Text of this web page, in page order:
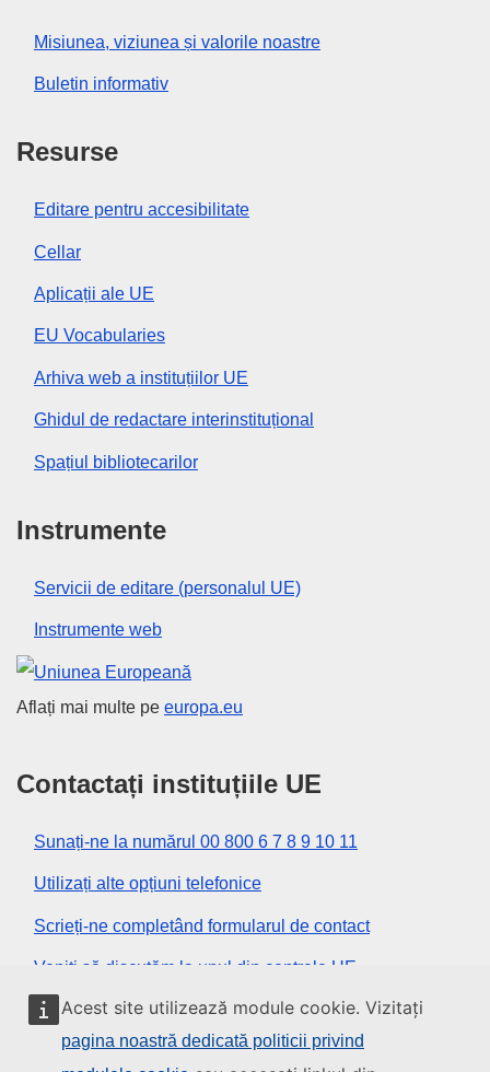
Acest site utilizează module cookie. Vizitați
pagina noastră dedicată politicii privind
Misiunea, viziunea și valorile noastre
Buletin informativ
Resurse
Editare pentru accesibilitate
Cellar
Aplicații ale UE
EU Vocabularies
Arhiva web a instituțiilor UE
Ghidul de redactare interinstituțional
Spațiul bibliotecarilor
Instrumente
Servicii de editare (personalul UE)
Instrumente web
Uniunea Europeană
Aflați mai multe pe europa.eu
Contactați instituțiile UE
Sunați-ne la numărul 00 800 6 7 8 9 10 11
Utilizați alte opțiuni telefonice
Scrieți-ne completând formularul de contact
Veniți să discutăm la unul din centrele UE
Rețele sociale